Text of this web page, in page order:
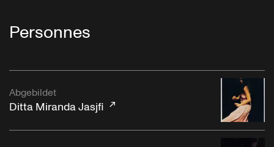
Personnes
Abgebildet
Ditta Miranda Jasjfi